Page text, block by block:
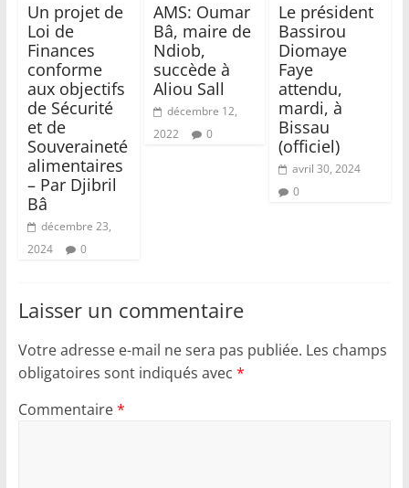
Un projet de
Loi de
Finances
conforme
aux objectifs
de Sécurité
et de
Souveraineté
alimentaires
– Par Djibril
Bâ
décembre 23,
2024
0
AMS: Oumar
Bâ, maire de
Ndiob,
succède à
Aliou Sall
décembre 12,
2022
0
Le président
Bassirou
Diomaye
Faye
attendu,
mardi, à
Bissau
(officiel)
avril 30, 2024
0
Laisser un commentaire
Votre adresse e-mail ne sera pas publiée. Les champs
obligatoires sont indiqués avec *
Commentaire*